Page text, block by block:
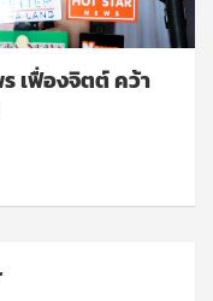
เฟื่องจิตต์ คว้า